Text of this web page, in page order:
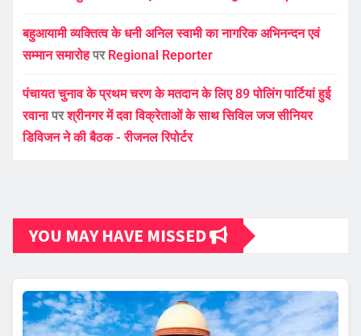
बहुआयामी व्यक्तित्व के धनी अनिल स्वामी का नागरिक अभिनन्दन एवं
सम्मान समारोहपर Regional Reporter
पंचायत चुनाव के प्रथम चरण के मतदान के लिए 89 पोलिंग पार्टियां हुई
रवानापरश्रीनगर में दवा विक्रेताओं के साथ सिविल जज सीनियर
डिविजन ने की बैठक - रीजनल रिपोर्टर
YOU MAY HAVE MISSED